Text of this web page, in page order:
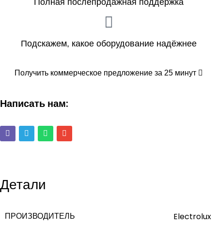
Полная послепродажная поддержка
Подскажем, какое оборудование надёжнее
Получить коммерческое предложение за 25 минут
Написать нам:
Детали
ПРОИЗВОДИТЕЛЬ Electrolux